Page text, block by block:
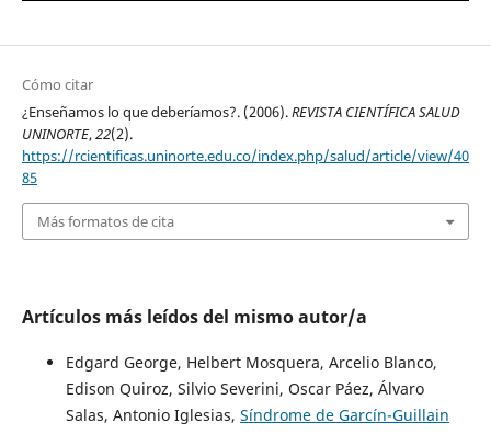
Cómo citar
¿Enseñamos lo que deberíamos?. (2006).REVISTA CIENTÍFICA SALUD
UNINORTE,22(2).
https://rcientificas.uninorte.edu.co/index.php/salud/article/view/40
85
Más formatos de cita
Artículos más leídos del mismo autor/a
Edgard George, Helbert Mosquera, Arcelio Blanco,
Edison Quiroz, Silvio Severini, Oscar Páez, Álvaro
Salas, Antonio Iglesias, Síndrome de Garcín-Guillain